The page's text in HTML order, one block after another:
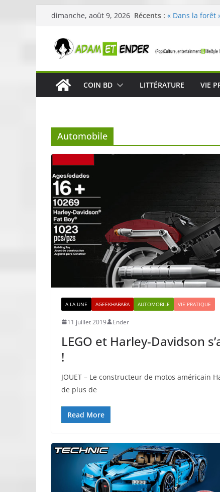
Passer
contenu
dimanche, août 9, 2026 Récents : « Dans la forêt
Célestin en
« In The
néoclassique
Skullcandy
COIN BD LITTÉRATURE VIE
Automobile
A LA UNE AGEEKHABARA AUTOMOBILE VIE PRATIQUE
11 juillet 2019 Ender
LEGO et Harley-Davidson
!
JOUET – Le constructeur de motos américain
de plus de
Read More